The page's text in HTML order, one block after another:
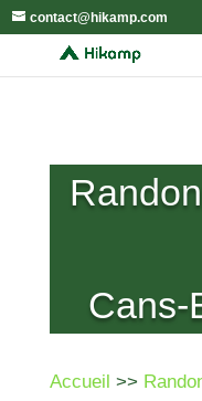
contact@hikamp.com
Cans-
Accueil >>